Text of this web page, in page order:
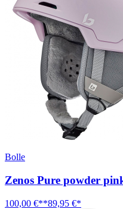
Bolle
Zenos Pure powder
100,00 €**89,95 €*